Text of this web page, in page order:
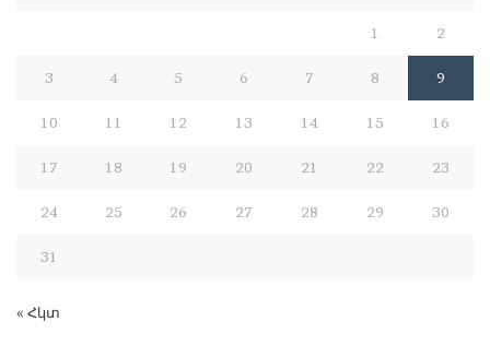
1 2
3 4 5 6 7 8 9
10 11 12 13 14 15 16
17 18 19 20 21 22 23
24 25 26 27 28 29 30
31
« Հկտ